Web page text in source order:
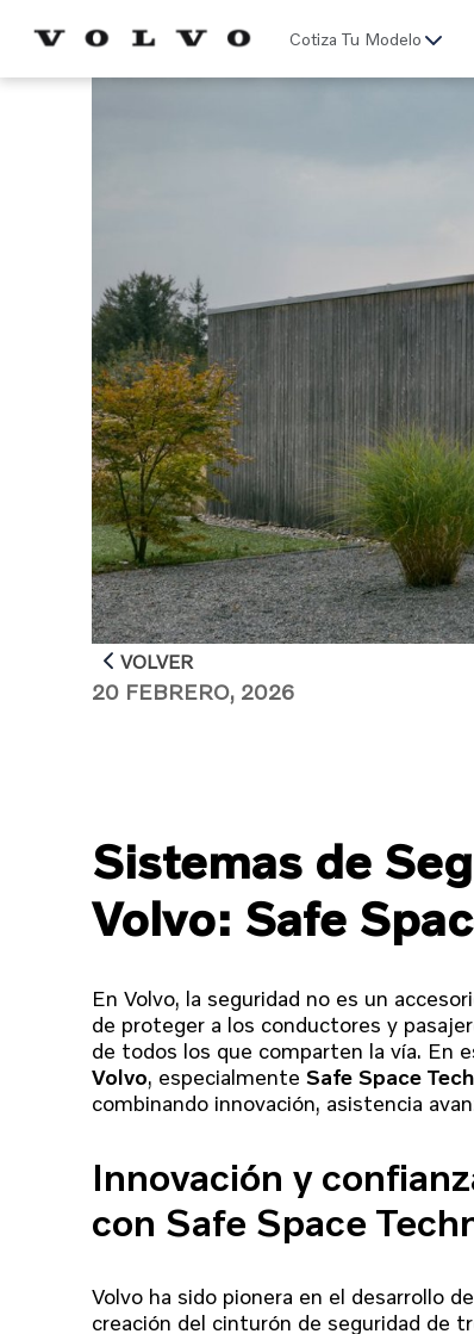
Cotiza Tu Modelo
VOLVER
20 FEBRERO, 2026
Sistemas de
Volvo: Safe
En Volvo, la seguridad no es un
de proteger a los conductores y
de todos los que comparten la vía. En
Volvo, especialmenteSafe Space
combinando innovación, asistencia
Innovación y
con Safe Space
Volvo ha sido pionera en el desarrollo
creación del cinturón de seguridad de